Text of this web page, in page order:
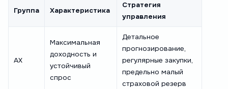
Группа Характеристика
Стратегия
управления
AX
Максимальная
доходность и
устойчивый
спрос
Детальное
прогнозирование,
регулярные закупки,
предельно малый
страховой резерв